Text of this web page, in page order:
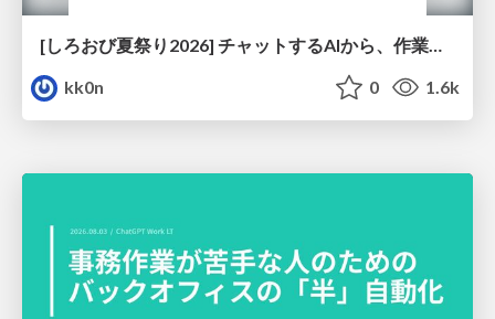
[しろおび夏祭り2026] チャットするAIから、作業するAIへ - 使われ方の変化と、その裏側で起きていること
kk0n
0 1.6k